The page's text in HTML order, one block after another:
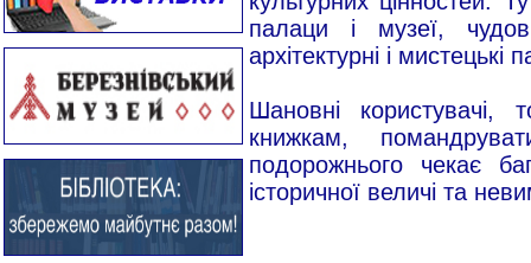
палаци і музеї,
архітектурні і мистецькі
Шановні
книжкам,
подорожнього чекає
історичної величі та